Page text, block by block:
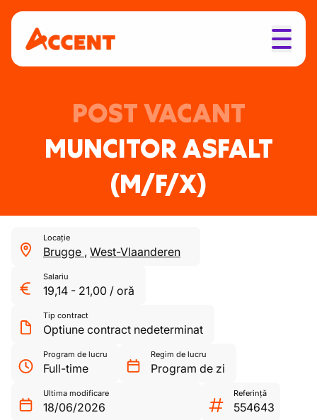
POST VACANT
MUNCITOR ASFALT
(M/F/X)
Locație
Brugge , West-Vlaanderen
Salariu
19,14 - 21,00 / oră
Tip contract
Optiune contract nedeterminat
Program de lucru
Full-time
Regim de lucru
Program de zi
Ultima modificare
18/06/2026
Referință
554643